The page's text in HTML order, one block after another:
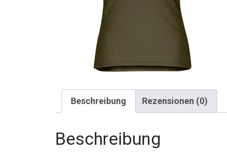
Beschreibung Rezensionen (0)
Beschreibung